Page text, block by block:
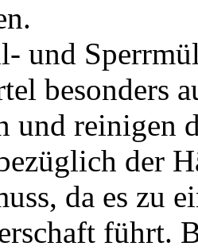
und
besonders
und reinigen
der
da es zu
führt.